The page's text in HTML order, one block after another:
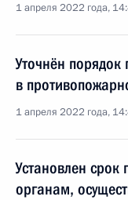
1 апреля 2022 года,
Уточнён порядок
в
1 апреля 2022 года,
Установлен срок
органам,